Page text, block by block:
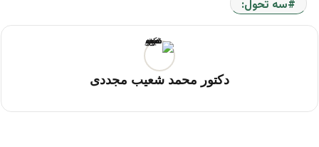
سه تحول:
دکتور محمد شعیب مجددی